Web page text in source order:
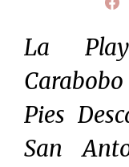
La
Pies
San